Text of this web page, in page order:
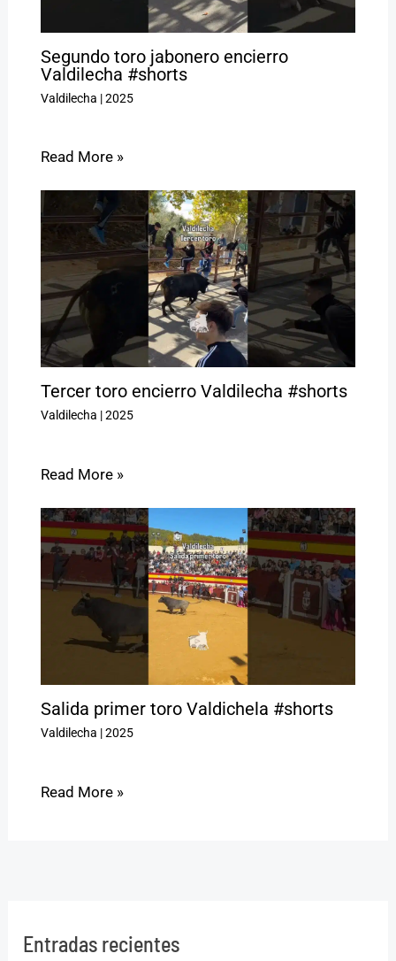
Segundo toro jabonero encierro
Valdilecha #shorts
Valdilecha |2025
Read More »
Tercer toro encierro Valdilecha #shorts
Valdilecha |2025
Read More »
Salida primer toro Valdichela #shorts
Valdilecha |2025
Read More »
Entradas recientes